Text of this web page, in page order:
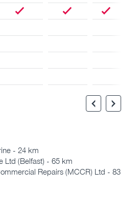
- 24 km
Ltd (Belfast) - 65 km
Repairs (MCCR) Ltd - 83